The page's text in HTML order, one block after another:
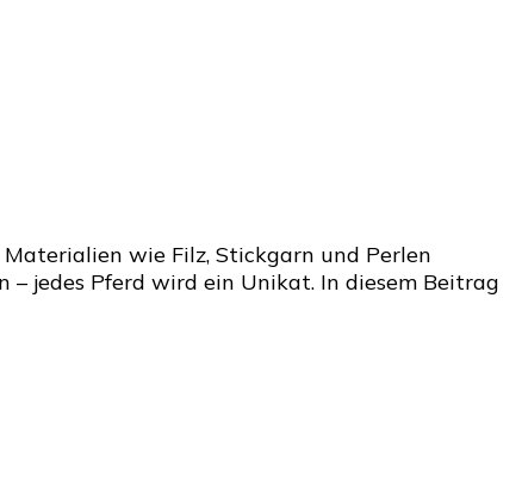
wie Filz, Stickgarn und Perlen
jedes Pferd wird ein Unikat. In diesem Beitrag